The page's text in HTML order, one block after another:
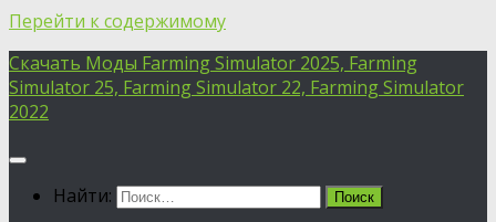
Перейти к содержимому
Скачать Моды Farming Simulator 2025, Farming
Simulator 25, Farming Simulator 22, Farming Simulator
2022
Найти: